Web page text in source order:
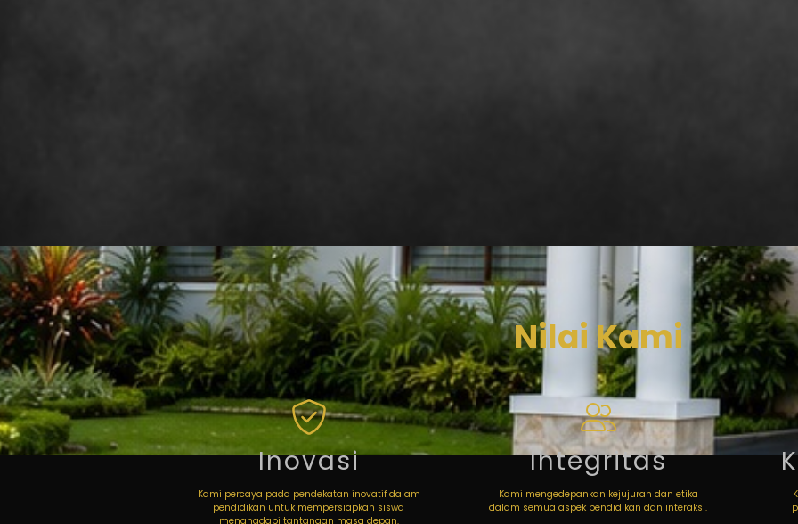
Nilai Kami
Inovasi
Kami percaya pada pendekatan inovatif dalam
pendidikan untuk mempersiapkan siswa
menghadapi tantangan masa depan.
Integritas
Kami mengedepankan kejujuran dan etika
dalam semua aspek pendidikan dan interaksi.